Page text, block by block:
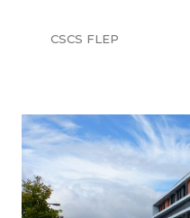
CSCS FLEP